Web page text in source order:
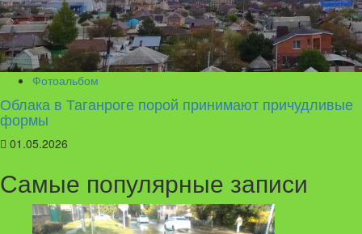
Фотоальбом
Облака в Таганроге порой принимают причудливые
формы
01.05.2026
Самые популярные записи